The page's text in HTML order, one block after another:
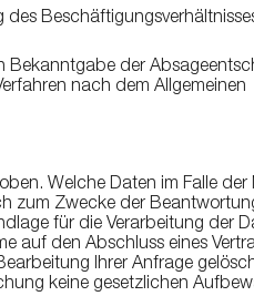
Bekanntgabe der
nach dem Allgemeinen
Welche Daten im Falle der
zum Zwecke der
für die Verarbeitung der
auf den Abschluss eines
Ihrer Anfrage
keine gesetzlichen